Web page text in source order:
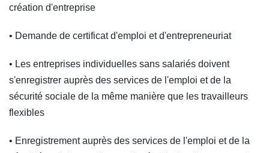
création d'entreprise
• Demande de certificat d'emploi et d'entrepreneuriat
• Les entreprises individuelles sans salariés doivent
s'enregistrer auprès des services de l'emploi et de la
sécurité sociale de la même manière que les travailleurs
flexibles
• Enregistrement auprès des services de l'emploi et de la